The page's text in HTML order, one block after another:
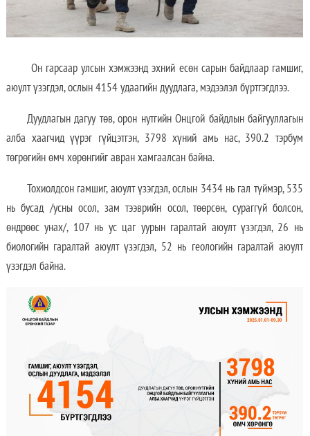
Он гарсаар улсын хэмжээнд эхний есөн сарын байдлаар гамшиг,
аюулт үзэгдэл, ослын 4154 удаагийн дуудлага, мэдээлэл бүртгэгдлээ.
Дуудлагын дагуу төв, орон нутгийн Онцгой байдлын байгууллагын
алба хаагчид үүрэг гүйцэтгэн, 3798 хүний амь нас, 390.2 тэрбум
төгрөгийн өмч хөрөнгийг авран хамгаалсан байна.
Тохиолдсон гамшиг, аюулт үзэгдэл, ослын 3434 нь гал түймэр, 535
нь бусад /усны осол, зам тээврийн осол, төөрсөн, сураггүй болсон,
өндрөөс унах/, 107 нь ус цаг уурын гаралтай аюулт үзэгдэл, 26 нь
биологийн гаралтай аюулт үзэгдэл, 52 нь геологийн гаралтай аюулт
үзэгдэл байна.